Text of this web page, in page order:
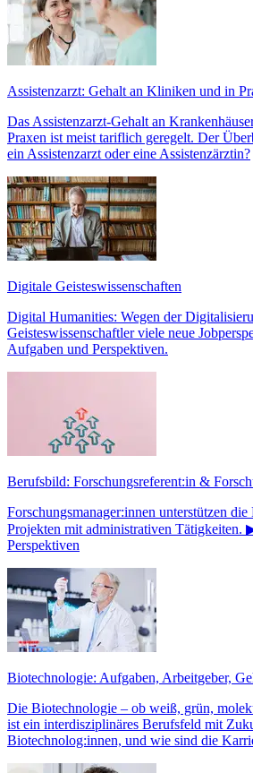
Assistenzarzt: Gehalt an Kliniken und in
Das Assistenzarzt-Gehalt an
Praxen ist meist tariflich geregelt. Der
ein Assistenzarzt oder eine Assistenzärztin?
Digitale Geisteswissenschaften
Digital Humanities: Wegen der
Geisteswissenschaftler viele neue
Aufgaben und Perspektiven.
Berufsbild: Forschungsreferent:in &
Forschungsmanager:innen unterstützen
Projekten mit administrativen Tätigkeiten.
Perspektiven
Biotechnologie: Aufgaben, Arbeitgeber,
Die Biotechnologie – ob weiß, grün,
ist ein interdisziplinäres Berufsfeld mit
Biotechnolog:innen, und wie sind die